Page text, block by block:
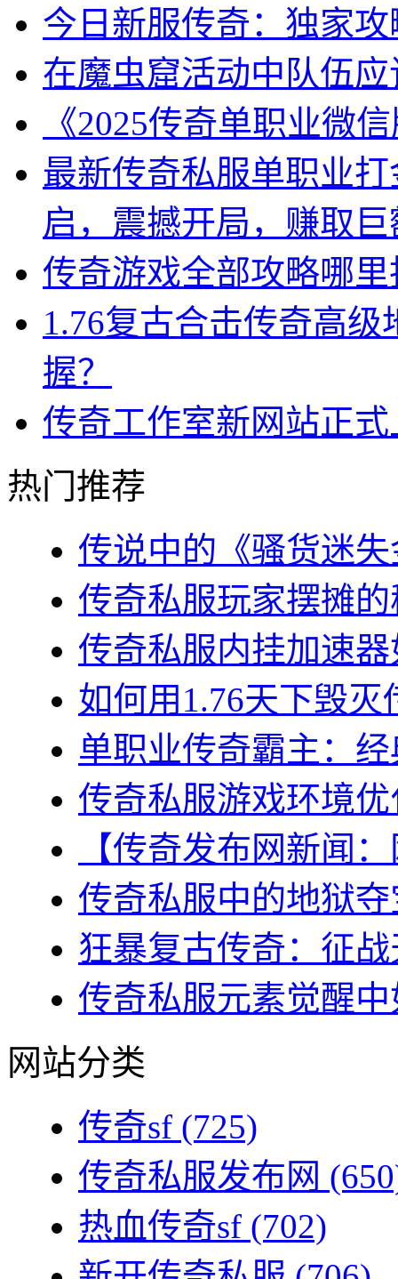
今日新服传奇：独家
在魔虫窟活动中队伍
《2025传奇单职业微
最新传奇私服单职业
启，震撼开局，赚取
传奇游戏全部攻略哪
1.76复古合击传奇高
握？
传奇工作室新网站正
热门推荐
传说中的《骚货迷
传奇私服玩家摆摊
传奇私服内挂加速
如何用1.76天下毁灭
单职业传奇霸主：
传奇私服游戏环境
【传奇发布网新闻
传奇私服中的地狱
狂暴复古传奇：征
传奇私服元素觉醒
网站分类
传奇sf (725)
传奇私服发布网
热血传奇sf (702)